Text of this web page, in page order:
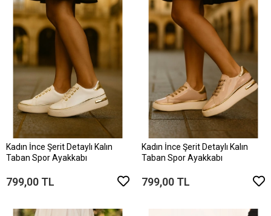
Kadın İnce Şerit Detaylı Kalın
Taban Spor Ayakkabı
799,00 TL
Kadın İnce Şerit Detaylı Kalın
Taban Spor Ayakkabı
799,00 TL